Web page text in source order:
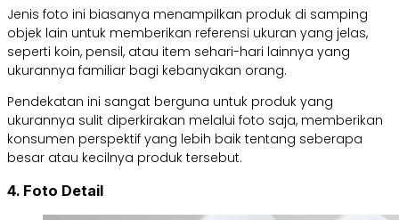
Jenis foto ini biasanya menampilkan produk di samping
objek lain untuk memberikan referensi ukuran yang jelas,
seperti koin, pensil, atau item sehari-hari lainnya yang
ukurannya familiar bagi kebanyakan orang.
Pendekatan ini sangat berguna untuk produk yang
ukurannya sulit diperkirakan melalui foto saja, memberikan
konsumen perspektif yang lebih baik tentang seberapa
besar atau kecilnya produk tersebut.
4. Foto Detail